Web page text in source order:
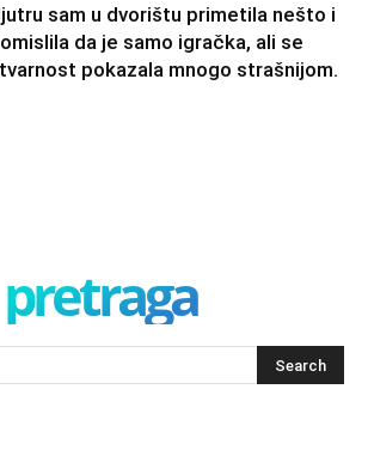
sam u dvorištu primetila nešto i
da je samo igračka, ali se
pokazala mnogo strašnijom.
pretraga